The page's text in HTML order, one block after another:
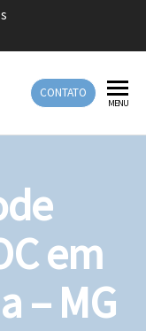
CONTATO
MENU
em
– MG